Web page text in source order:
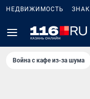
НЕДВИЖИМОСТЬ
Война с кафе из-за шума